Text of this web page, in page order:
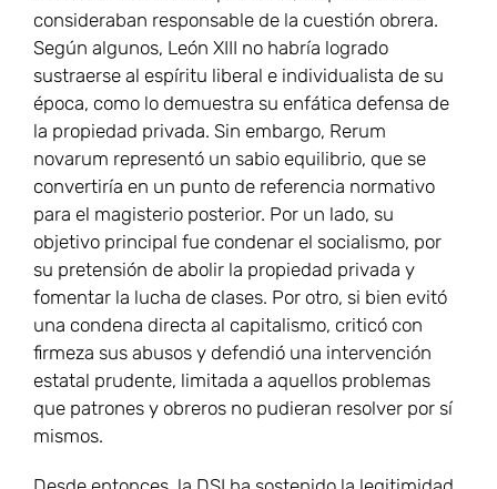
consideraban responsable de la cuestión obrera.
Según algunos, León XIII no habría logrado
sustraerse al espíritu liberal e individualista de su
época, como lo demuestra su enfática defensa de
la propiedad privada. Sin embargo, Rerum
novarum representó un sabio equilibrio, que se
convertiría en un punto de referencia normativo
para el magisterio posterior. Por un lado, su
objetivo principal fue condenar el socialismo, por
su pretensión de abolir la propiedad privada y
fomentar la lucha de clases. Por otro, si bien evitó
una condena directa al capitalismo, criticó con
firmeza sus abusos y defendió una intervención
estatal prudente, limitada a aquellos problemas
que patrones y obreros no pudieran resolver por sí
mismos.